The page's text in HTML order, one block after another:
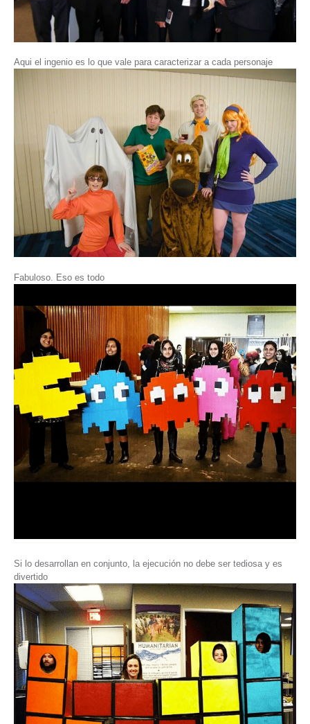
Aqui el ingenio es lo que vale para caracterizar a cada personaje
Fabuloso. Eso es todo
Si lo desarrollan en conjunto, la ejecución no debe ser tediosa y es
divertido